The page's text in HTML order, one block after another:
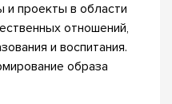
и проекты в области
отношений,
и воспитания.
образа